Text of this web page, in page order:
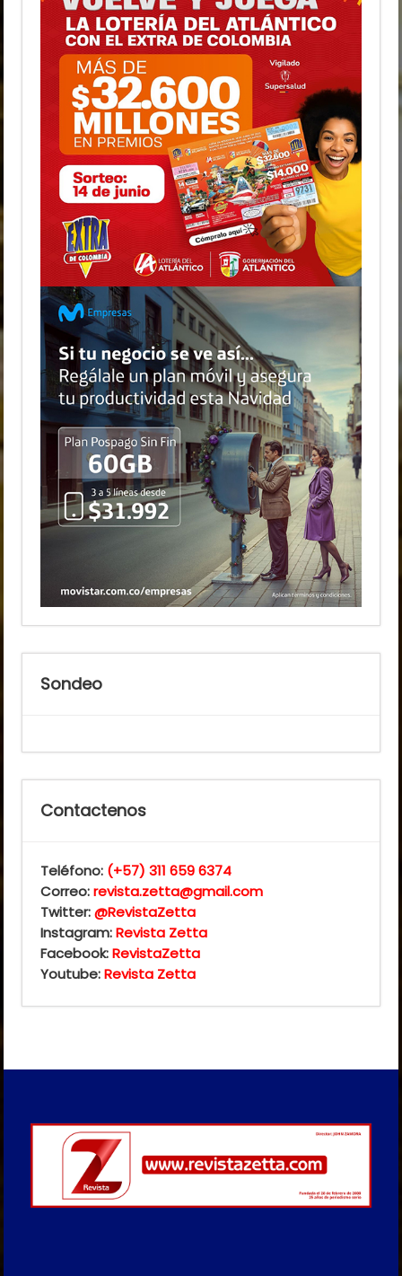
Sondeo
Contactenos
Teléfono: (+57) 311 659 6374
Correo:revista.zetta@gmail.com
Twitter:@RevistaZetta
Instagram:Revista Zetta
Facebook:RevistaZetta
Youtube:Revista Zetta